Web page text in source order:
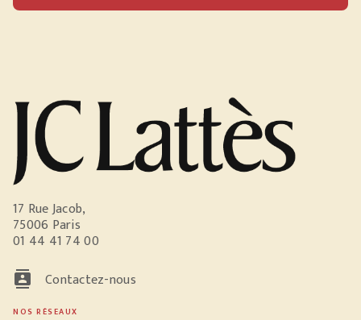
17 Rue Jacob,
75006 Paris
01 44 41 74 00
contacts Contactez-nous
NOS RÉSEAUX